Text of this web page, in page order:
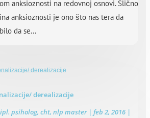
anksioznosti na redovnoj osnovi. Slično
anksioznosti je ono što nas tera da
da se...
derealizacije
psiholog, cht, nlp master| feb 2, 2016 |